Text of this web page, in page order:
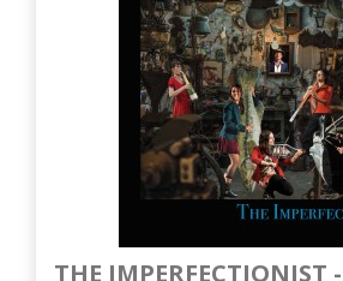
THE IMPERFECTIONIST